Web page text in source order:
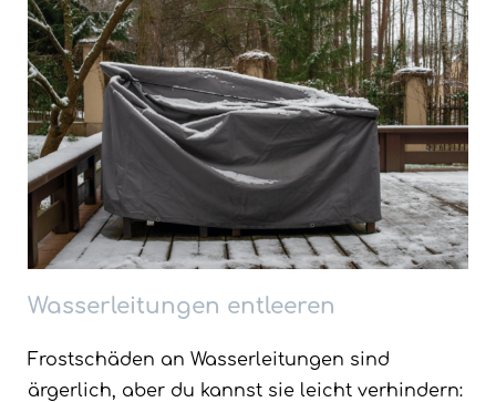
Wasserleitungen entleeren
Frostschäden an Wasserleitungen sind
ärgerlich, aber du kannst sie leicht verhindern: